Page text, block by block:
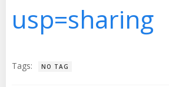
usp=sharing
Tags: NO TAG